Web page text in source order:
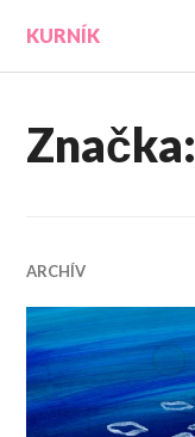
obsah
KURNÍK
Značka:
ARCHÍV